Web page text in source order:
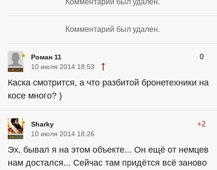
Комментарий был удален.
Роман 11 0
10 июля 2014 18:53
Каска смотрится, а что разбитой бронетехники на
косе много? )
Sharky +2
10 июля 2014 18:26
Эх, бывал я на этом объекте... Он ещё от немцев
нам достался... Сейчас там придётся всё заново